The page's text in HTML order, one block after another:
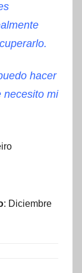
hacer
necesito mi
: Diciembre